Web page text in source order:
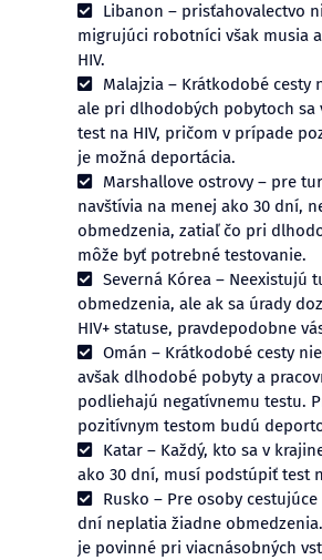
Libanon – prisťahovalectvo
migrujúci robotníci však musia
HIV.
Malajzia – Krátkodobé cesty
ale pri dlhodobých pobytoch sa
test na HIV, pričom v prípade
je možná deportácia.
Marshallove ostrovy – pre
navštívia na menej ako 30 dní,
obmedzenia, zatiaľ čo pri
môže byť potrebné testovanie.
Severná Kórea – Neexistujú
obmedzenia, ale ak sa úrady
HIV+ statuse, pravdepodobne
Omán – Krátkodobé cesty
avšak dlhodobé pobyty a
podliehajú negatívnemu testu.
pozitívnym testom budú
Katar – Každý, kto sa v
ako 30 dní, musí podstúpiť test
Rusko – Pre osoby
dní neplatia žiadne
je povinné pri viacnásobných